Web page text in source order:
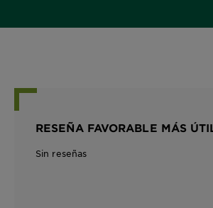
RESEÑA FAVORABLE MÁS ÚTIL
Sin reseñas